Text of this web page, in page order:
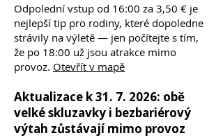
Odpolední vstup od 16:00 za 3,50 € je
nejlepší tip pro rodiny, které dopoledne
strávily na výletě — jen počítejte s tím,
že po 18:00 už jsou atrakce mimo
provoz. Otevřít v mapě
Aktualizace k31. 7. 2026: obě
velké skluzavky i bezbariérový
výtah zůstávají mimo provoz